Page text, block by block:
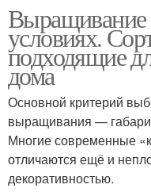
Уход в открытом
Чили в открытый
Выращивание
условиях.
подходящие
дома
Основной критерий
выращивания —
Многие современные
отличаются ещё и
декоративностью.